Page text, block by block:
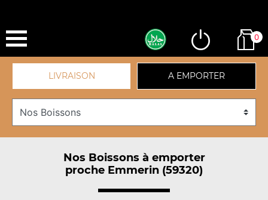
0
LIVRAISON A EMPORTER
Nos Boissons à emporter
proche Emmerin (59320)